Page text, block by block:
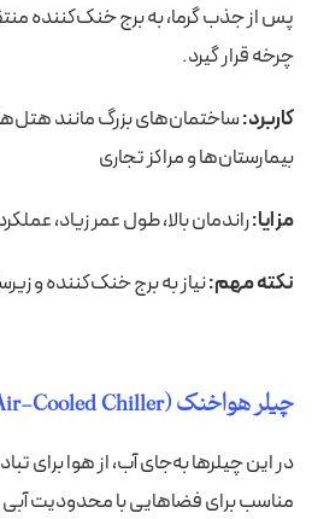
پس از جذب گرما، به برج خنک‌کننده
چرخه قرار گیرد.
کاربرد:ساختمان‌های بزرگ مانند
بیمارستان‌ها و مراکز تجاری
مزایا:راندمان بالا، طول عمر زیاد،
نکته مهم:نیاز به برج خنک‌کننده و
چیلر هوا‌خنک (Air-Cooled Chiller)
در این چیلرها به‌جای آب، از هوا برای
مناسب برای فضاهایی با محدودیت